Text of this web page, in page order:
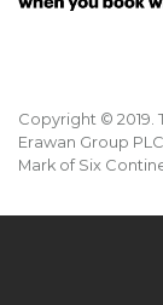
Copyright © 2019.
Erawan Group
Mark of Six